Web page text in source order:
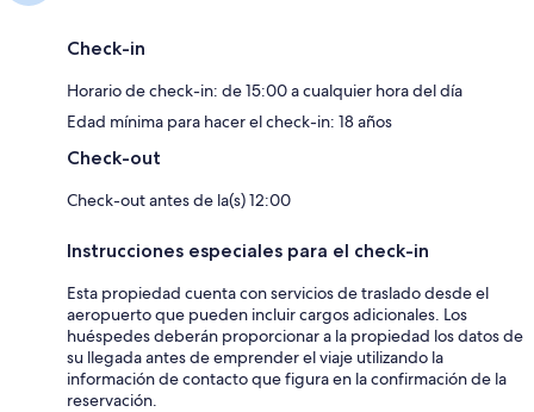
Check-in
Horario de check-in: de 15:00 a cualquier hora del día
Edad mínima para hacer el check-in: 18 años
Check-out
Check-out antes de la(s) 12:00
Instrucciones especiales para el check-in
Esta propiedad cuenta con servicios de traslado desde el
aeropuerto que pueden incluir cargos adicionales. Los
huéspedes deberán proporcionar a la propiedad los datos de
su llegada antes de emprender el viaje utilizando la
información de contacto que figura en la confirmación de la
reservación.